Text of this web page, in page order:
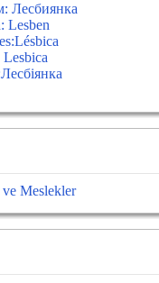
Лесбиянка
Lesben
ve Meslekler